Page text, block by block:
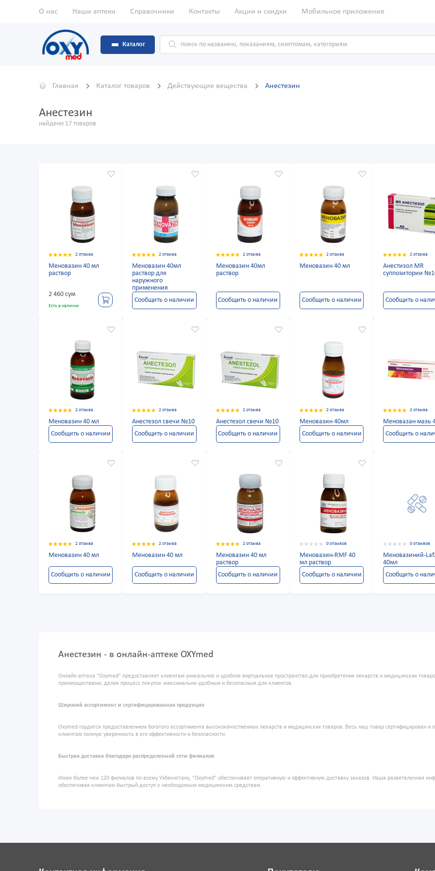
О нас Наши аптеки Справочники Контакты Акции и скидки Мобильное приложение
Каталог
Главная Каталог товаров Действующие вещества Анестезин
Анестезин
найдено 17 товаров
2 отзыва
Меновазин 40 мл
раствор
2 460 сум
Есть в наличии
2 отзыва
Меновазин 40мл
раствор для
наружного
применения
Сообщить о наличии
2 отзыва
Меновазин 40мл
раствор
Сообщить о наличии
2 отзыва
Меновазин 40 мл
Сообщить о наличии
2 отзыва
Анестизол MR
суппозитории
Сообщить о
2 отзыва
Меновазин 40 мл
Сообщить о наличии
2 отзыва
Анестезол свечи №10
Сообщить о наличии
2 отзыва
Анестезол свечи №10
Сообщить о наличии
2 отзыва
Меновазин 40мл
Сообщить о наличии
2 отзыва
Меновазан мазь
Сообщить о
2 отзыва
Меновазин 40 мл
Сообщить о наличии
2 отзыва
Меновазин 40 мл
Сообщить о наличии
2 отзыва
Меновазин 40 мл
раствор
Сообщить о наличии
0 отзывов
Меновазин-RMF 40
мл раствор
Сообщить о наличии
0 отзывов
Меновазиний-
40мл
Сообщить о
Анестезин - в онлайн-аптеке OXYmed
Онлайн аптека "Oxymed" предоставляет клиентам уникальное и удобное виртуальное пространство для приобретения лекарств и медицинских
преимуществами, делая процесс покупок максимально удобным и безопасным для клиентов.
Широкий ассортимент и сертифицированная продукция
Oxymed гордится предоставлением богатого ассортимента высококачественных лекарств и медицинских товаров. Весь наш товар сертифицирован
клиентам полную уверенность в его эффективности и безопасности.
Быстрая доставка благодаря распределенной сети филиалов
Имея более чем 120 филиалов по всему Узбекистану, "Oxymed" обеспечивает оперативную и эффективную доставку заказов. Наша разветвленная
обеспечивая клиентам быстрый доступ к необходимым медицинским средствам